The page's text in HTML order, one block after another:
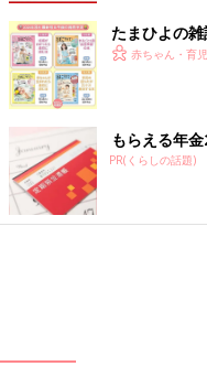
たまひよの
赤ちゃん・育児
もらえる年
PR(くらしの話題)